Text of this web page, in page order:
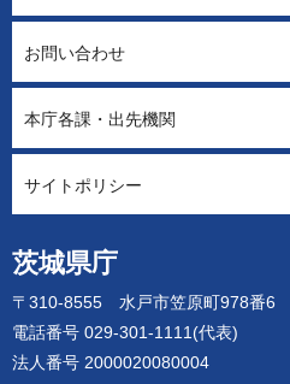
茨城県庁
〒310-8555 水戸市笠原町978番6
電話番号 029-301-1111(代表)
法人番号 2000020080004
お問い合わせ
本庁各課・出先機関
サイトポリシー